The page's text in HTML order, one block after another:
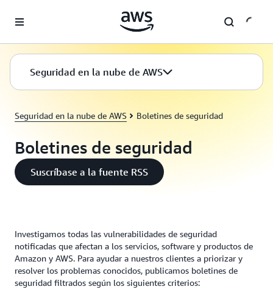
Seguridad en la nube de AWS
Seguridad en la nube de AWS Boletines de seguridad
Boletines de seguridad
Suscríbase a la fuente RSS
Investigamos todas las vulnerabilidades de seguridad
notificadas que afectan a los servicios, software y productos de
Amazon y AWS. Para ayudar a nuestros clientes a priorizar y
resolver los problemas conocidos, publicamos boletines de
seguridad filtrados según los siguientes criterios: